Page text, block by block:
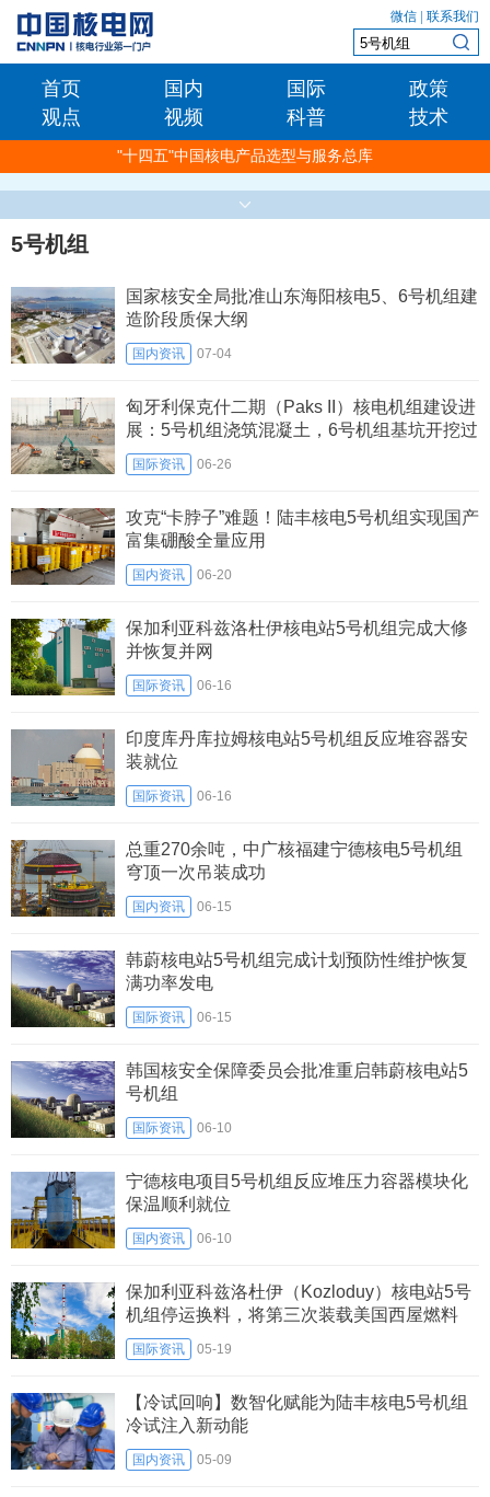
微信 联系我们
首页 国内 国际
政策
观点
视频 科普 技术
"十四五"中国核电产品选型与服务总库
5号机组
国家核安全局批准山东海阳核电5、6号机组建
造阶段质保大纲
国内资讯 07-04
匈牙利保克什二期（Paks II）核电机组建设进
展：5号机组浇筑混凝土，6号机组基坑开挖过
半
国际资讯 06-26
攻克“卡脖子”难题！陆丰核电5号机组实现国产
富集硼酸全量应用
国内资讯 06-20
保加利亚科兹洛杜伊核电站5号机组完成大修
并恢复并网
国际资讯 06-16
印度库丹库拉姆核电站5号机组反应堆容器安
装就位
国际资讯 06-16
总重270余吨，中广核福建宁德核电5号机组
穹顶一次吊装成功
国内资讯 06-15
韩蔚核电站5号机组完成计划预防性维护恢复
满功率发电
国际资讯 06-15
韩国核安全保障委员会批准重启韩蔚核电站5
号机组
国际资讯 06-10
宁德核电项目5号机组反应堆压力容器模块化
保温顺利就位
国内资讯 06-10
保加利亚科兹洛杜伊（Kozloduy）核电站5号
机组停运换料，将第三次装载美国西屋燃料
国际资讯 05-19
【冷试回响】数智化赋能为陆丰核电5号机组
冷试注入新动能
国内资讯 05-09